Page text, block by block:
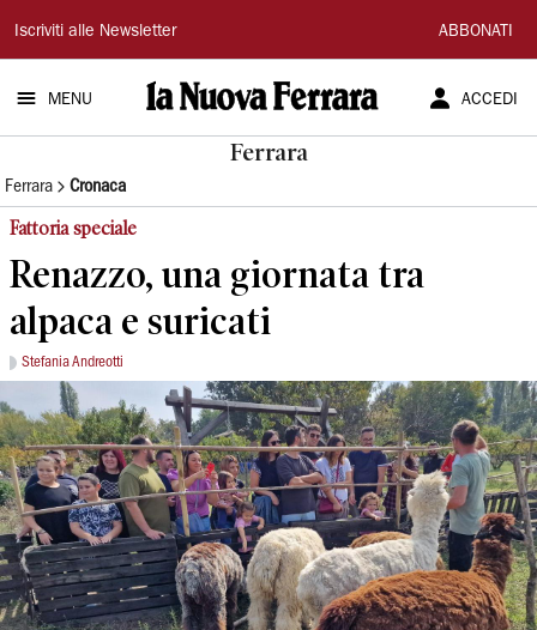
La
Nuova
Ferrara
Iscriviti alle Newsletter ABBONATI
MENU ACCEDI
Ferrara
Ferrara Cronaca
Fattoria speciale
Renazzo, una giornata tra
alpaca e suricati
Stefania Andreotti